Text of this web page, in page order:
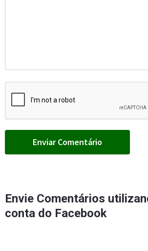
Envie Comentários
conta do Facebook